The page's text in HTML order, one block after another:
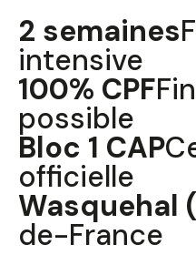
2 semaines
intensive
100% CPF
possible
Bloc 1 CAP
officielle
Wasquehal
de-France